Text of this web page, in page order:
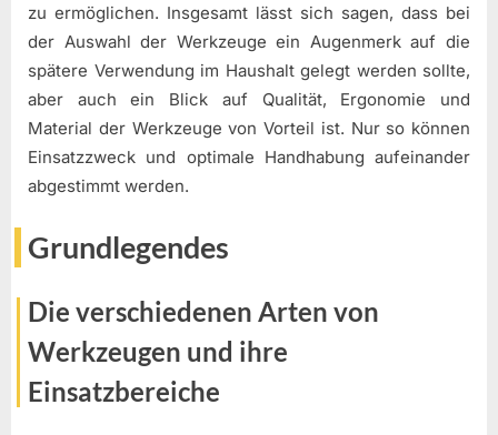
zu ermöglichen. Insgesamt lässt sich sagen, dass bei
der Auswahl der Werkzeuge ein Augenmerk auf die
spätere Verwendung im Haushalt gelegt werden sollte,
aber auch ein Blick auf Qualität, Ergonomie und
Material der Werkzeuge von Vorteil ist. Nur so können
Einsatzzweck und optimale Handhabung aufeinander
abgestimmt werden.
Grundlegendes
Die verschiedenen Arten von
Werkzeugen und ihre
Einsatzbereiche